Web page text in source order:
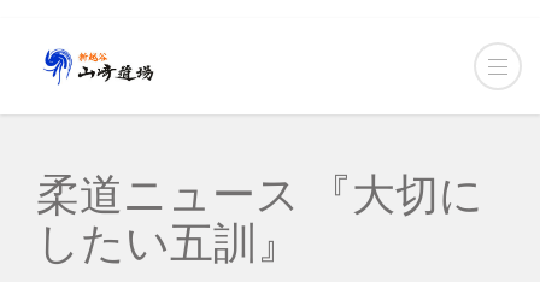
柔道ニュース 『大切に
したい五訓』